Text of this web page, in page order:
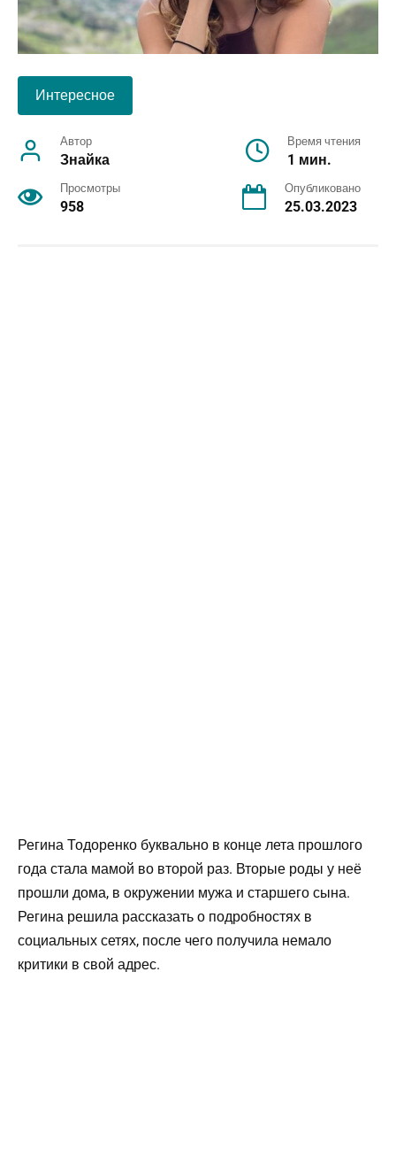
Интересное
Автор
Знайка
Время чтения
1 мин.
Просмотры
958
Опубликовано
25.03.2023
Регина Тодоренко буквально в конце лета прошлого
года стала мамой во второй раз. Вторые роды у неё
прошли дома, в окружении мужа и старшего сына.
Регина решила рассказать о подробностях в
социальных сетях, после чего получила немало
критики в свой адрес.